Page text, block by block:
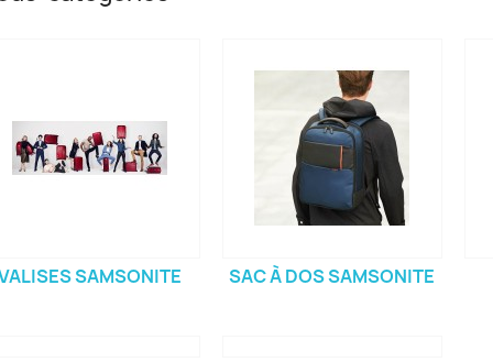
SAMSONITE SAC À DOS SAMSONITE